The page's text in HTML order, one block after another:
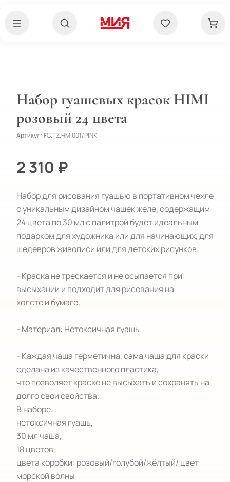
Набор гуашевых красок HIMI
розовый 24 цвета
Артикул: FC.TZ.HM.001/PINK
2 310 ₽
Набор для рисования гуашью в портативном чехле
c уникальным дизайном чашек желе, содержащим
24 цвета по 30 мл с палитрой будет идеальным
подарком для художника или для начинающих, для
шедевров живописи или для детских рисунков.
- Краска не трескается и не осыпается при
высыхании и подходит для рисования на
холсте и бумаге.
- Материал: Нетоксичная гуашь
- Каждая чаша герметична, сама чаша для краски
сделана из качественного пластика,
что позволяет краске не высыхать и сохранять на
долго свои свойства.
В наборе:
нетоксичная гуашь,
30 мл чаша,
18 цветов,
цвета коробки: розовый/голубой/жёлтый/ цвет
морской волны